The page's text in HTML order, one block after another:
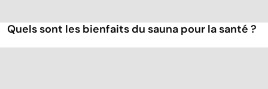
Quels sont les bienfaits du sauna pour la santé ?